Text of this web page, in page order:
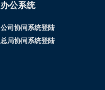
办公系统
公司协同系统登陆
总局协同系统登陆